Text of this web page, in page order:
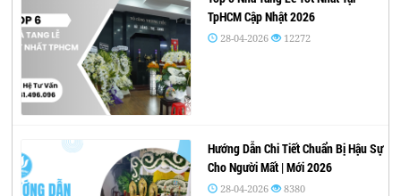
TpHCM Cập Nhật 2026
28-04-2026 12272
Hướng Dẫn Chi Tiết Chuẩn Bị Hậu Sự
Cho Người Mất | Mới 2026
28-04-2026 8380